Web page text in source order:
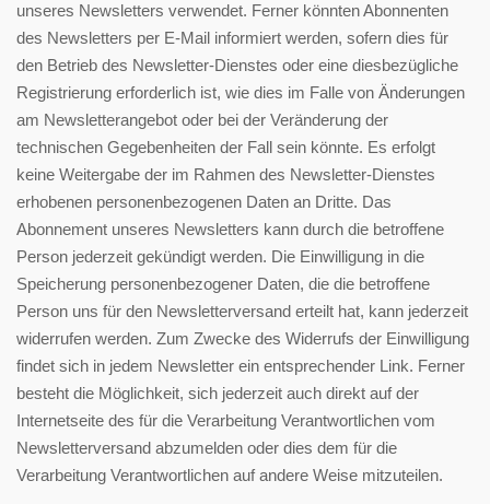
unseres Newsletters verwendet. Ferner könnten Abonnenten
des Newsletters per E-Mail informiert werden, sofern dies für
den Betrieb des Newsletter-Dienstes oder eine diesbezügliche
Registrierung erforderlich ist, wie dies im Falle von Änderungen
am Newsletterangebot oder bei der Veränderung der
technischen Gegebenheiten der Fall sein könnte. Es erfolgt
keine Weitergabe der im Rahmen des Newsletter-Dienstes
erhobenen personenbezogenen Daten an Dritte. Das
Abonnement unseres Newsletters kann durch die betroffene
Person jederzeit gekündigt werden. Die Einwilligung in die
Speicherung personenbezogener Daten, die die betroffene
Person uns für den Newsletterversand erteilt hat, kann jederzeit
widerrufen werden. Zum Zwecke des Widerrufs der Einwilligung
findet sich in jedem Newsletter ein entsprechender Link. Ferner
besteht die Möglichkeit, sich jederzeit auch direkt auf der
Internetseite des für die Verarbeitung Verantwortlichen vom
Newsletterversand abzumelden oder dies dem für die
Verarbeitung Verantwortlichen auf andere Weise mitzuteilen.